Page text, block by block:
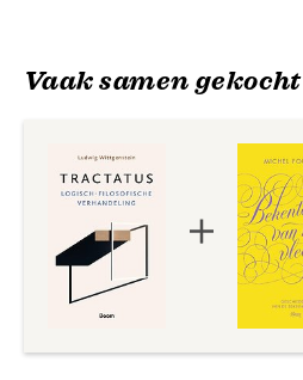
Vaak samen gekocht